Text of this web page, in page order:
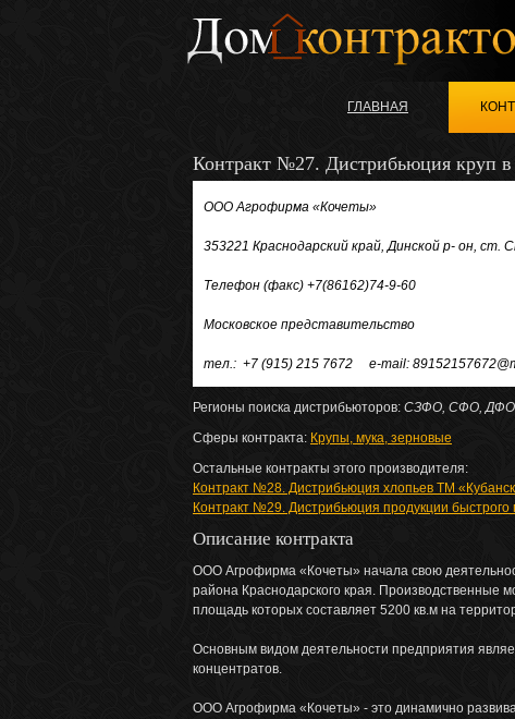
ГЛАВНАЯ
Контракт №27. Дистрибьюция круп
ООО Агрофирма «Кочеты»
353221 Краснодарский край, Динской р- он, ст.
Телефон (факс) +7(86162)74-9-60
Московское представительство
тел.: +7 (915) 215 7672 e-mail:
Регионы поиска дистрибьюторов: СЗФО, СФО, ДФО
Сферы контракта: Крупы, мука, зерновые
Остальные контракты этого производителя:
Контракт №28. Дистрибьюция хлопьев ТМ
Контракт №29. Дистрибьюция продукции быстрого
Описание контракта
ООО Агрофирма «Кочеты» начала свою
района Краснодарского края. Производственные
площадь которых составляет 5200 кв.м на
Основным видом деятельности предприятия
концентратов.
ООО Агрофирма «Кочеты» - это динамично